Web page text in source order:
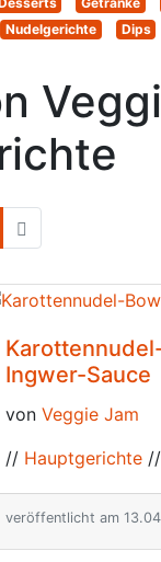
Nudelgerichte Dips
(current)
Ingwer-Sauce
von Veggie Jam
// Hauptgerichte//
veröffentlicht am